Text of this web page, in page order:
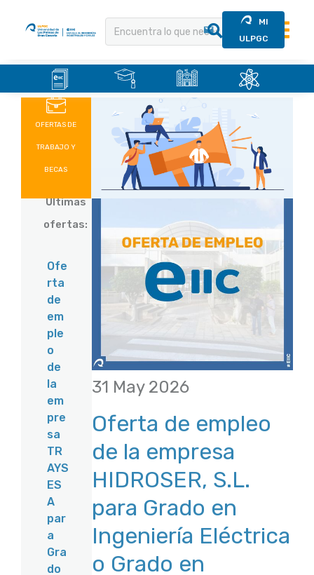
contenido
MI
ULPGC
OFERTAS DE
TRABAJO Y
BECAS
Últimas
ofertas:
Ofe
rta
de
em
ple
o
de
la
em
pre
sa
TR
AYS
ES
A
par
a
Gra
do
31 May 2026
Oferta de empleo
de la empresa
HIDROSER, S.L.
para Grado en
Ingeniería Eléctrica
o Grado en